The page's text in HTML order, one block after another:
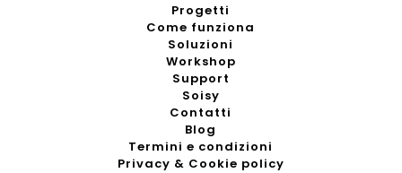
Progetti
Come funziona
Soluzioni
Workshop
Support
Soisy
Contatti
Blog
Termini e condizioni
Privacy & Cookie policy